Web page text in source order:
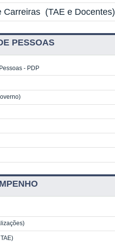
Carreiras (TAE e Docentes)
PESSOAS
- PDP